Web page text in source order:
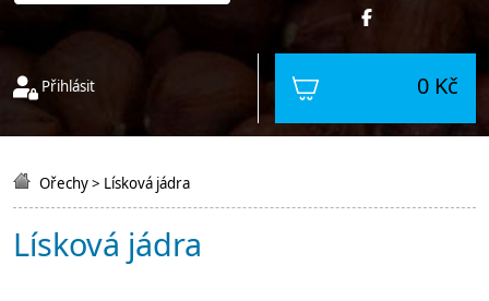
Přihlásit 0 Kč
Ořechy> Lísková jádra
Lísková jádra